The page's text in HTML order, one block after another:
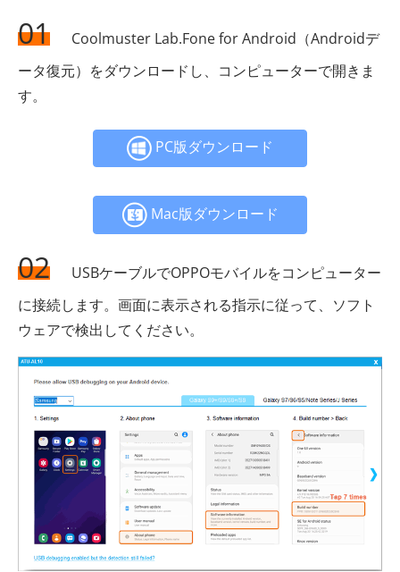
01
Coolmuster Lab.Fone for Android（Androidデ
ータ復元）をダウンロードし、コンピューターで開きま
す。
PC版ダウンロード
Mac版ダウンロード
02
USBケーブルでOPPOモバイルをコンピューター
に接続します。画面に表示される指示に従って、ソフト
ウェアで検出してください。